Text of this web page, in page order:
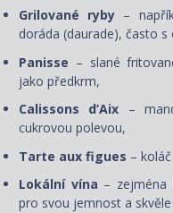
Grilované ryby –
doráda (daurade), často
Panisse – slané
jako předkrm,
Calissons d’Aix –
cukrovou polevou,
Tarte aux figues –
Lokální vína – zejména
pro svou jemnost a